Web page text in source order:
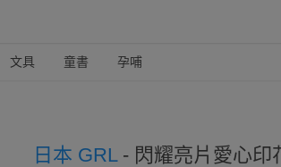
文具 童書 孕哺
日本 GRL - 閃耀亮片愛心印